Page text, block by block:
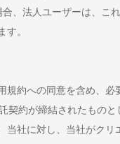
、法人ユーザーは、こ
。
約への同意を含め、
約が締結されたものと
社に対し、当社がク